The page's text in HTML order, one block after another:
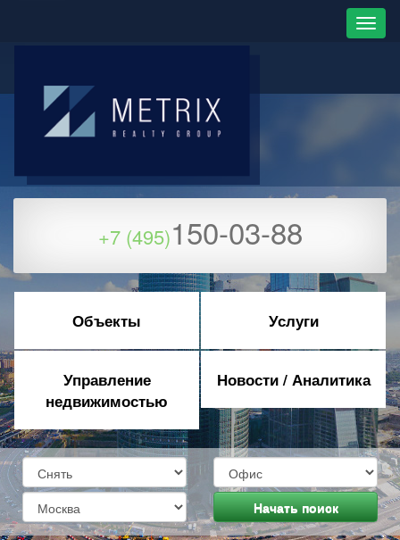
+7 (495)150-03-88
Объекты Услуги
Управление
недвижимостью
Новости / Аналитика
Начать поиск